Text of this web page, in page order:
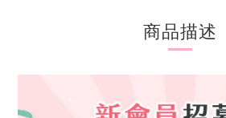
商品描述